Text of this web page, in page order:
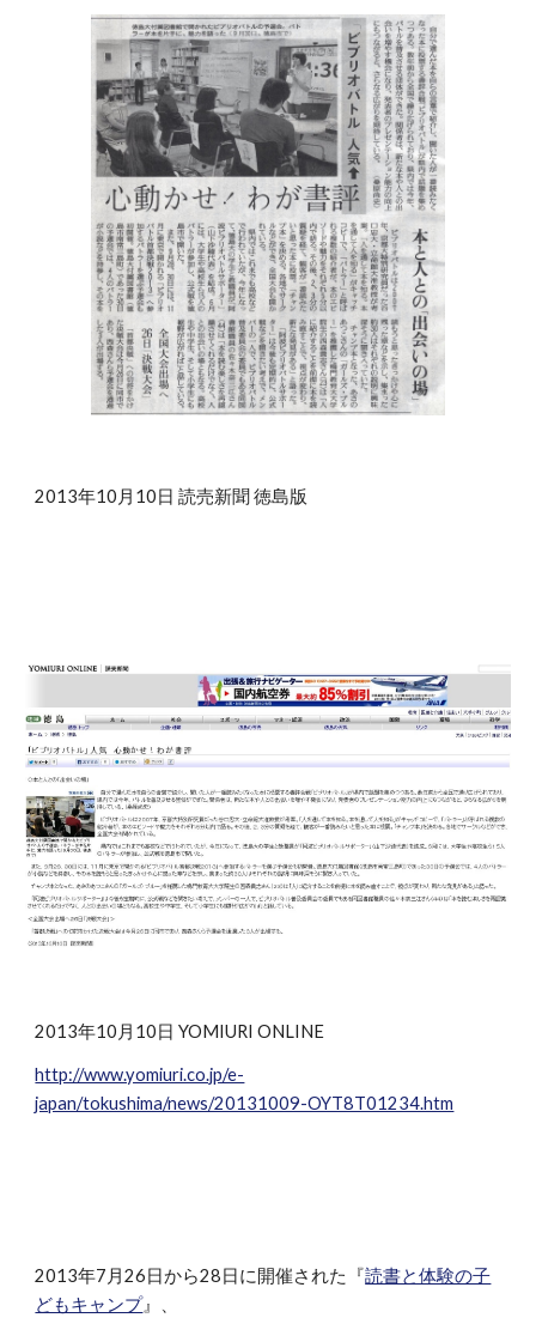
2013年10月10日 読売新聞 徳島版
2013年10月10日 YOMIURI ONLINE
http://www.yomiuri.co.jp/e-
japan/tokushima/news/20131009-OYT8T01234.htm
2013年7月26日から28日に開催された『読書と体験の子
どもキャンプ』、